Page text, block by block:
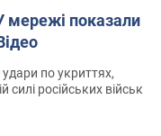
мережі показали
по укриттях,
силі російських військ